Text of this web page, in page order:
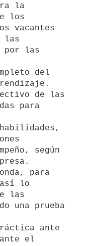
la
los
vacantes
las
por las
para
así lo
una prueba
el